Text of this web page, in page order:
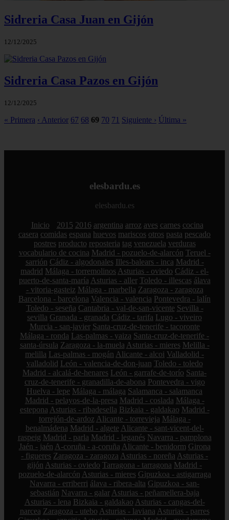
Sidreria Casa Juan en Gijón
12/12/2025
Sidreria Casa Pazos en Gijón
12/12/2025
« Primera ‹ Anterior 67 68 69 70 71 Siguiente › Última »
elesbardu.es
elesbardu.es
Inicio 2015 2016 argentina arroz aves carnes cocina
casera comidas espana huevos mariscos otros pasta pescado
postres producto reposteria tag venezuela verduras
vocabulario de cocina Madrid - pozuelo-de-alarcón Teruel -
sarrión Cádiz - algodonales Illes-balears - inca Madrid -
madrid Málaga - torremolinos Asturias - oviedo Cádiz - el-
puerto-de-santa-maría Asturias - aller Toledo - illescas álava
- vitoria-gasteiz Málaga - marbella Zaragoza - zaragoza
Barcelona - barcelona Valencia - valencia Pontevedra - lalín
Toledo - seseña Cantabria - val-de-san-vicente Sevilla -
sevilla Granada - granada Cádiz - tarifa Lugo - viveiro
Murcia - san-javier Santa-cruz-de-tenerife - tacoronte
Málaga - ronda Las-palmas - yaiza Santa-cruz-de-tenerife -
santa-úrsula Zaragoza - la-muela Asturias - mieres Melilla -
melilla Las-palmas - mogán Alicante - alcoi Valladolid -
valladolid
León - valencia-de-don-juan Toledo - toledo
Madrid - alcalá-de-henares León - garrafe-de-torío Santa-
cruz-de-tenerife - granadilla-de-abona Pontevedra - vigo
Huelva - lepe Málaga - málaga Salamanca - salamanca
Madrid - pelayos-de-la-presa Madrid - coslada Málaga -
estepona Asturias - ribadesella Bizkaia - galdakao Madrid -
torrejón-de-ardoz Alicante - torrevieja Málaga -
benalmádena Madrid - algete Alicante - sant-vicent-del-
raspeig Madrid - parla Madrid - leganés Navarra - pamplona
Jaén - jaén A-coruña - a-coruña Alicante - benidorm Girona
- figueres Zaragoza - zaragoza Asturias - noreña Asturias -
gijón Asturias - oviedo Tarragona - tarragona Madrid -
pozuelo-de-alarcón Asturias - mieres Gipuzkoa - astigarraga
Navarra - erriberri álava - ribera-alta Gipuzkoa - san-
sebastián Navarra - galar Asturias - peñamellera-baja
Asturias - lena Bizkaia - galdakao Asturias - cangas-del-
narcea Zaragoza - utebo Asturias - laviana Asturias - parres